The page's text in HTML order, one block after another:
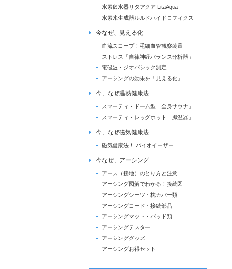
水素飲水器リタアクア LitaAqua
水素水生成器ルルドハイドロフィクス
今なぜ、見える化
血流スコープ！毛細血管観察装置
ストレス「自律神経バランス分析器」
電磁波・ジオパシック測定
アーシングの効果を「見える化」
今、なぜ温熱健康法
スマーティ・ドーム型「全身サウナ」
スマーティ・レッグホット「脚温器」
今、なぜ磁気健康法
磁気健康法！ バイオイーザー
今なぜ、アーシング
アース（接地）のとり方と注意
アーシング図解でわかる！接続図
アーシングシーツ・枕カバー類
アーシングコード・接続部品
アーシングマット・パッド類
アーシングテスター
アーシンググッズ
アーシングお得セット